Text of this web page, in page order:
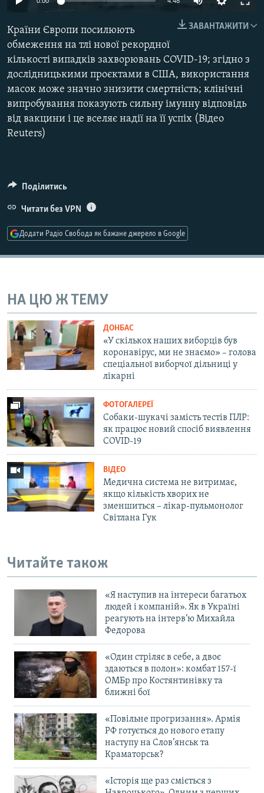
ФОТО
СПЕЦПРОЄКТИ
ПОДКАСТИ
КРИМ РЕАЛІЇ
РУС
1080p
480p
720p
1080p
ЗАВАНТАЖИТИ
Країни Європи посилюють
обмеження на тлі нової рекордної
кількості випадків захворювань COVID-19; згідно з
дослідницькими проєктами в США, використання
масок може значно знизити смертність; клінічні
випробування показують сильну імунну відповідь
від вакцини і це вселяє надії на її успіх (Відео
Reuters)
Поділитись
Читати без VPN
Додати Радіо Свобода як бажане джерело в Google
НА ЦЮ Ж ТЕМУ
ДОНБАС
«У скількох наших виборців був
коронавірус, ми не знаємо» – голова
спеціальної виборчої дільниці у
лікарні
ФОТОГАЛЕРЕЇ
Собаки-шукачі замість тестів ПЛР:
як працює новий спосіб виявлення
COVID-19
ВІДЕО
Медична система не витримає,
якщо кількість хворих не
зменшиться – лікар-пульмонолог
Світлана Гук
Читайте також
«Я наступив на інтереси багатьох
людей і компаній». Як в Україні
реагують на інтерв’ю Михайла
Федорова
«Один стріляє в себе, а двоє
здаються в полон»: комбат 157-ї
ОМБр про Костянтинівку та
ближні бої
«Повільне прогризання». Армія
РФ готується до нового етапу
наступу на Слов’янськ та
Краматорськ?
«Історія ще раз сміється з